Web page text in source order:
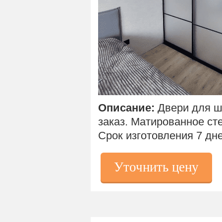
Уточнить цену
Описание: Двери для
заказ. Матированное
Срок изготовления 7